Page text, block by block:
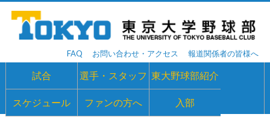
FAQ お問い合わせ・アクセス 報道関係者の皆様へ
試合 選手・スタッフ 東大野球部紹介
スケジュール ファンの方へ 入部